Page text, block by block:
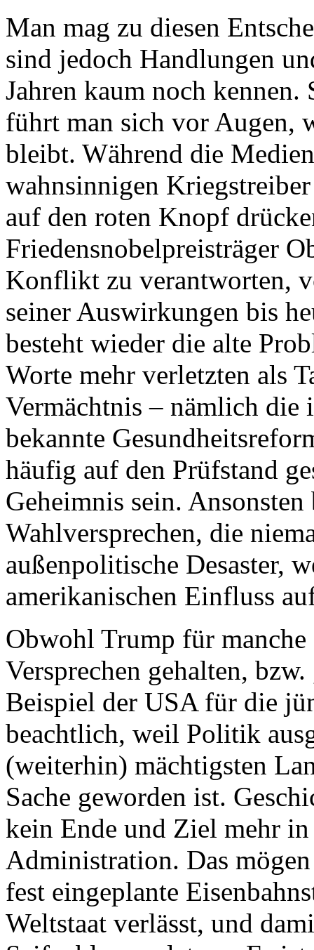
Man mag zu diesen
sind jedoch Handlungen
Jahren kaum noch kennen.
führt man sich vor Augen,
bleibt. Während die
wahnsinnigen
auf den roten Knopf
Friedensnobelpreisträger
Konflikt zu verantworten,
seiner Auswirkungen bis
besteht wieder die alte
Worte mehr verletzten als
Vermächtnis – nämlich die
bekannte
häufig auf den Prüfstand
Geheimnis sein.
Wahlversprechen, die
außenpolitische Desaster,
amerikanischen Einfluss
Obwohl Trump für
Versprechen gehalten,
Beispiel der USA für die
beachtlich, weil Politik
(weiterhin) mächtigsten
Sache geworden ist.
kein Ende und Ziel mehr
Administration. Das
fest eingeplante
Weltstaat verlässt, und